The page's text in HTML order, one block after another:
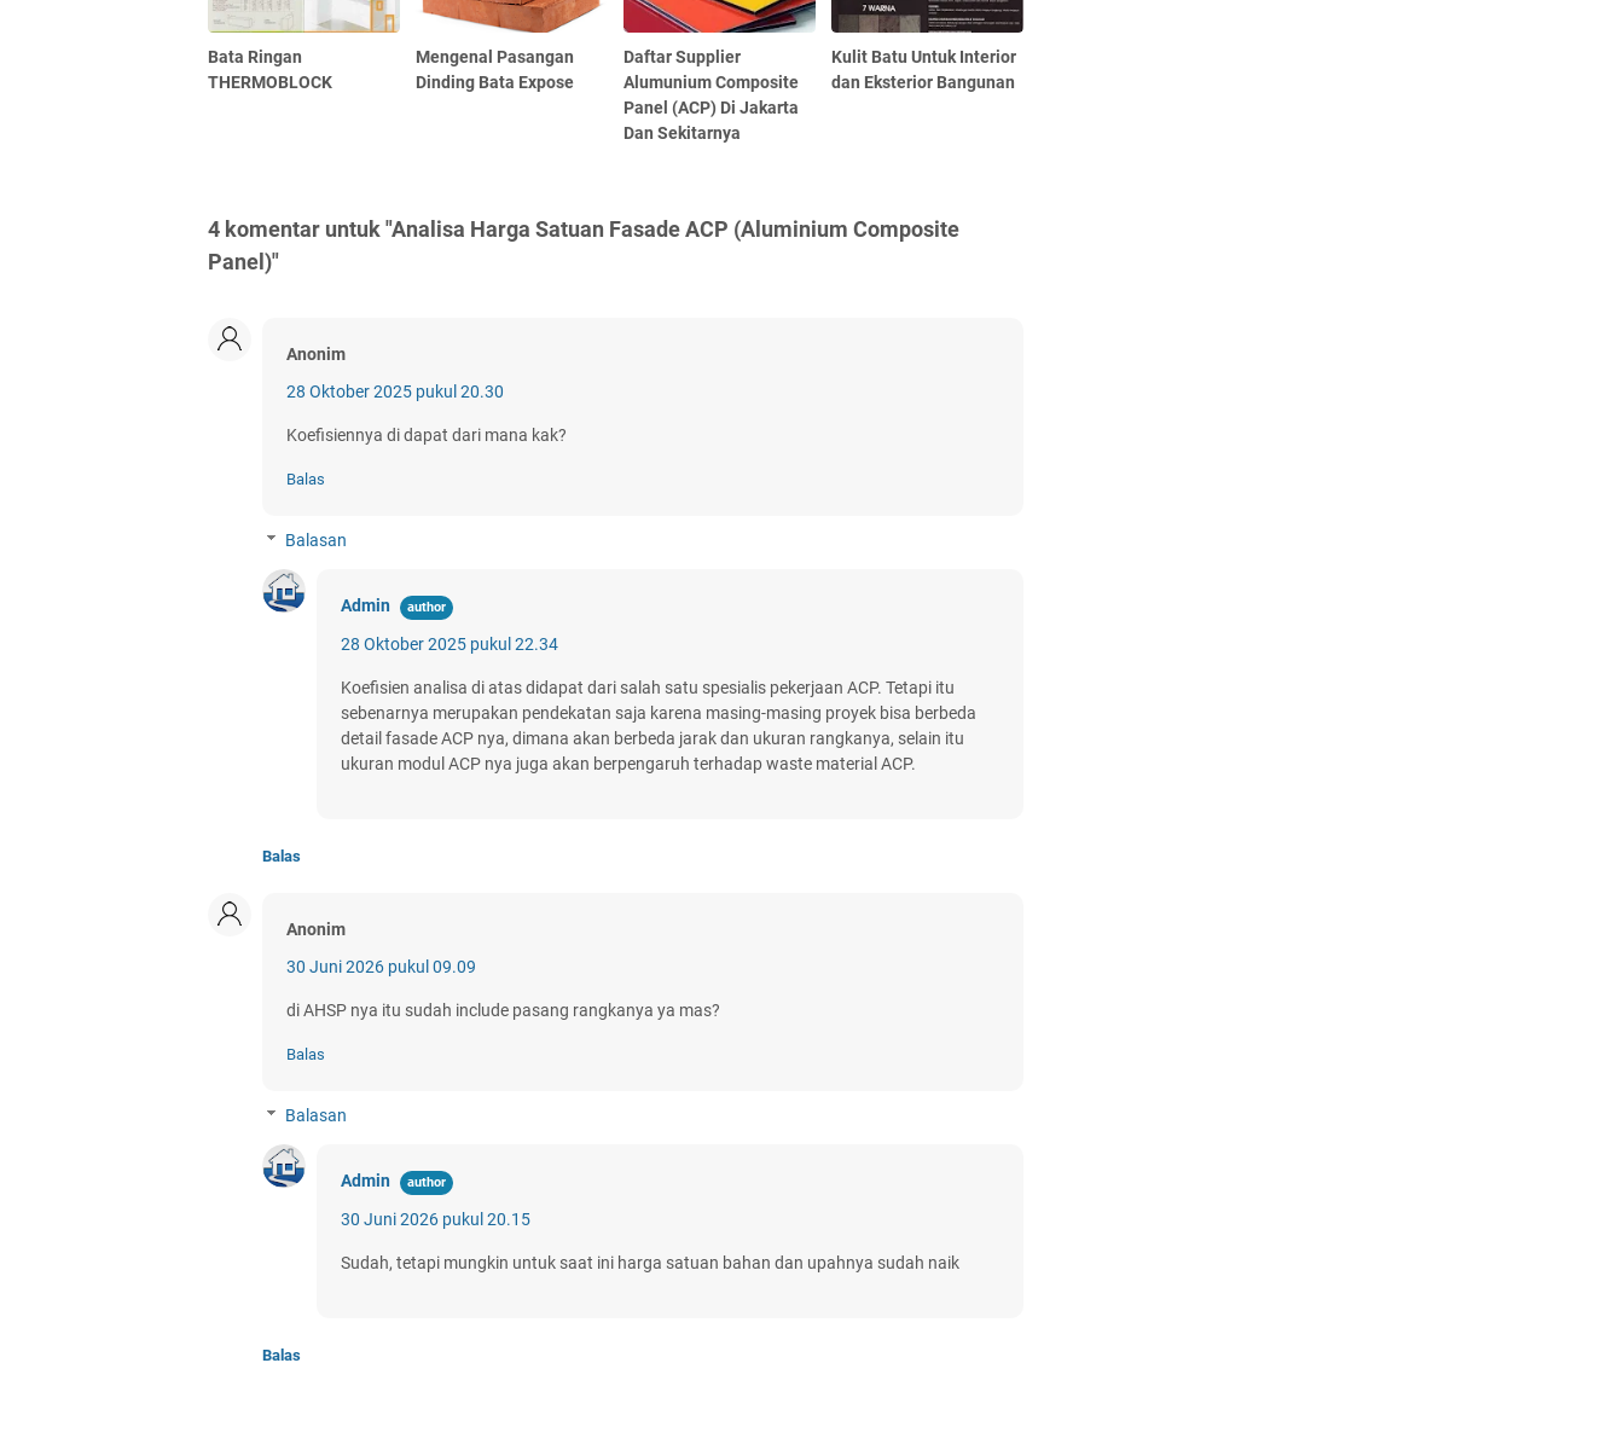
Bata Ringan
THERMOBLOCK
Mengenal Pasangan
Dinding Bata Expose
Daftar Supplier
Alumunium Composite
Panel (ACP) Di Jakarta
Dan Sekitarnya
Kulit Batu Untuk Interior
dan Eksterior Bangunan
4 komentar untuk "Analisa Harga Satuan Fasade ACP (Aluminium Composite
Panel)"
Anonim
28 Oktober 2025 pukul 20.30
Koefisiennya di dapat dari mana kak?
Balas
Balasan
Admin
28 Oktober 2025 pukul 22.34
Koefisien analisa di atas didapat dari salah satu spesialis pekerjaan ACP. Tetapi itu
sebenarnya merupakan pendekatan saja karena masing-masing proyek bisa berbeda
detail fasade ACP nya, dimana akan berbeda jarak dan ukuran rangkanya, selain itu
ukuran modul ACP nya juga akan berpengaruh terhadap waste material ACP.
Balas
Anonim
30 Juni 2026 pukul 09.09
di AHSP nya itu sudah include pasang rangkanya ya mas?
Balas
Balasan
Admin
30 Juni 2026 pukul 20.15
Sudah, tetapi mungkin untuk saat ini harga satuan bahan dan upahnya sudah naik
Balas